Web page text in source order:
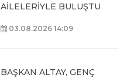
AİLELERİYLE BULUŞTU
03.08.2026 14:09
BAŞKAN ALTAY, GENÇ